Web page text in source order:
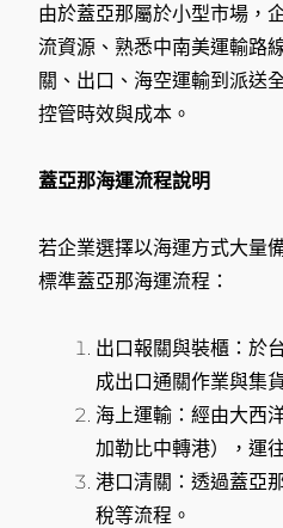
由於蓋亞那屬於小型市場，
流資源、熟悉中南美運輸路
關、出口、海空運輸到派送
控管時效與成本。
蓋亞那海運流程說明
若企業選擇以海運方式大量
標準蓋亞那海運流程：
出口報關與裝櫃：於
成出口通關作業與集
海上運輸：經由大西
加勒比中轉港），運
港口清關：透過蓋亞
稅等流程。